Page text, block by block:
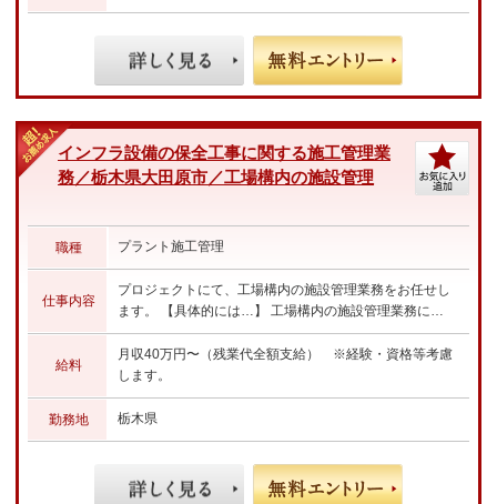
インフラ設備の保全工事に関する施工管理業
務／栃木県大田原市／工場構内の施設管理
職種 プラント施工管理
仕事内容
プロジェクトにて、工場構内の施設管理業務をお任せし
ます。 【具体的には…】 工場構内の施設管理業務にお
けるインフラ設備の保全工事に関する施工管理業務 ・工
事仕様書の作成 ・見積書の技術査定 ・工事立会い ・ス
ケジュール管理や品質、安全管理 ・工事費用概算検討
☆あなたのご経験やスキルに合わせた業務をお任せしま
す☆
給料
月収40万円〜（残業代全額支給） ※経験・資格等考慮
します。
勤務地 栃木県